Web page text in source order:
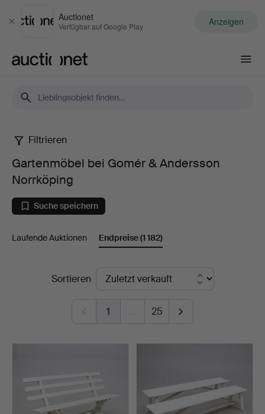
Schließen
Auctionet
Verfügbar auf Google Play Anzeigen
Gartenmöbel
bei
Gomér
Norrköping
Filtrieren
Gartenmöbel bei Gomér & Andersson
Norrköping
Suche speichern
Laufende Auktionen Endpreise(1 182)
EndpreiseSortieren
1 … 25